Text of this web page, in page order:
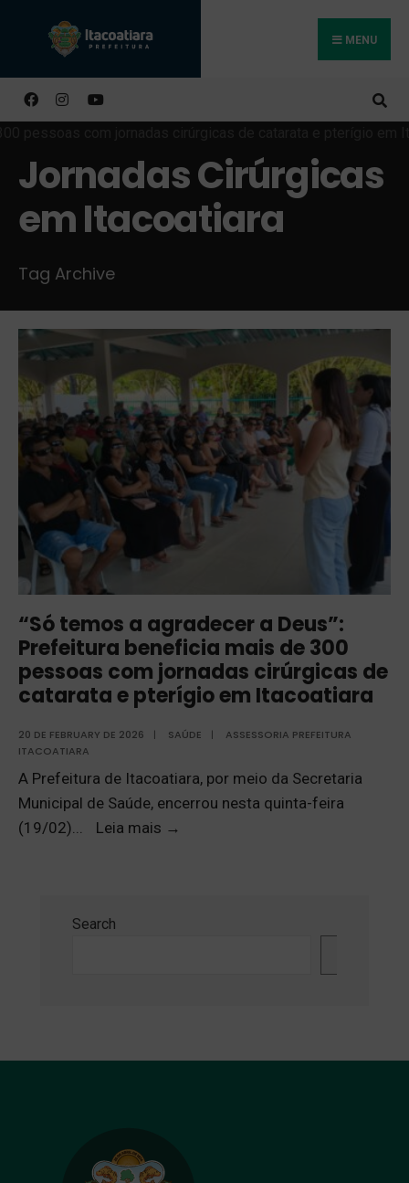
MENU
Jornadas Cirúrgicas
em Itacoatiara
Tag Archive
“Só temos a agradecer a Deus”:
Prefeitura beneficia mais de 300
pessoas com jornadas cirúrgicas de
catarata e pterígio em Itacoatiara
20 DE FEBRUARY DE 2026 | SAÚDE |
ASSESSORIA PREFEITURA
ITACOATIARA
A Prefeitura de Itacoatiara, por meio da Secretaria
Municipal de Saúde, encerrou nesta quinta-feira
(19/02)... Leia mais →
Search
Buscar